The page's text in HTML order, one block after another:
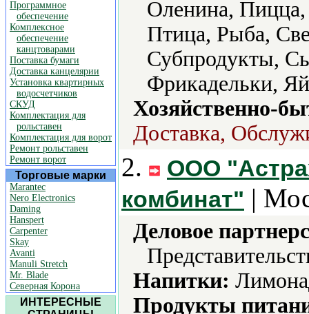
Программное
обеспечение
Комплексное
обеспечение
канцтоварами
Поставка бумаги
Доставка канцелярии
Установка квартирных
водосчетчиков
СКУД
Комплектация для
рольставен
Комплектация для ворот
Ремонт рольставен
Ремонт ворот
Торговые марки
Marantec
Nero Electronics
Daming
Hanspert
Carpenter
Skay
Avanti
Manuli Stretch
Mr. Blade
Северная Корона
ИНТЕРЕСНЫЕ
Оленина, Пицца,
Птица, Рыба,
Субпродукты,
Фрикадельки,
Хозяйственно-
Доставка,
2.
ООО
комбинат" |
Деловое
Напитки:
Продукты